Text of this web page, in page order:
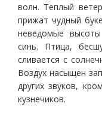
волн. Теплый
прижат чудный
неведомые
синь. Птица,
сливается с
Воздух насыщен
других звуков,
кузнечиков.